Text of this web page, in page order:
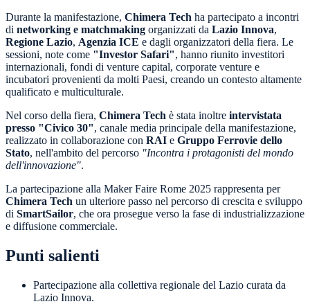
Durante la manifestazione, Chimera Tech ha partecipato a incontri
di networking e matchmaking organizzati da Lazio Innova,
Regione Lazio, Agenzia ICE e dagli organizzatori della fiera. Le
sessioni, note come "Investor Safari", hanno riunito investitori
internazionali, fondi di venture capital, corporate venture e
incubatori provenienti da molti Paesi, creando un contesto altamente
qualificato e multiculturale.
Nel corso della fiera, Chimera Tech è stata inoltre intervistata
presso "Civico 30", canale media principale della manifestazione,
realizzato in collaborazione con RAI e Gruppo Ferrovie dello
Stato, nell'ambito del percorso "Incontra i protagonisti del mondo
dell'innovazione".
La partecipazione alla Maker Faire Rome 2025 rappresenta per
Chimera Tech un ulteriore passo nel percorso di crescita e sviluppo
di SmartSailor, che ora prosegue verso la fase di industrializzazione
e diffusione commerciale.
Punti salienti
Partecipazione alla collettiva regionale del Lazio curata da
Lazio Innova.